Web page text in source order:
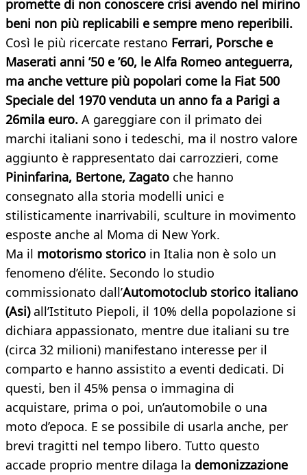
promette di non conoscere crisi avendo nel mirino
beni non più replicabili e sempre meno reperibili.
Così le più ricercate restano Ferrari, Porsche e
Maserati anni ’50 e ’60, le Alfa Romeo anteguerra,
ma anche vetture più popolari come la Fiat 500
Speciale del 1970 venduta un anno fa a Parigi a
26mila euro. A gareggiare con il primato dei
marchi italiani sono i tedeschi, ma il nostro valore
aggiunto è rappresentato dai carrozzieri, come
Pininfarina, Bertone, Zagato che hanno
consegnato alla storia modelli unici e
stilisticamente inarrivabili, sculture in movimento
esposte anche al Moma di New York.
Ma il motorismo storico in Italia non è solo un
fenomeno d’élite. Secondo lo studio
commissionato dall’Automotoclub storico italiano
(Asi)all’Istituto Piepoli, il 10% della popolazione si
dichiara appassionato, mentre due italiani su tre
(circa 32 milioni) manifestano interesse per il
comparto e hanno assistito a eventi dedicati. Di
questi, ben il 45% pensa o immagina di
acquistare, prima o poi, un’automobile o una
moto d’epoca. E se possibile di usarla anche, per
brevi tragitti nel tempo libero. Tutto questo
accade proprio mentre dilaga la demonizzazione